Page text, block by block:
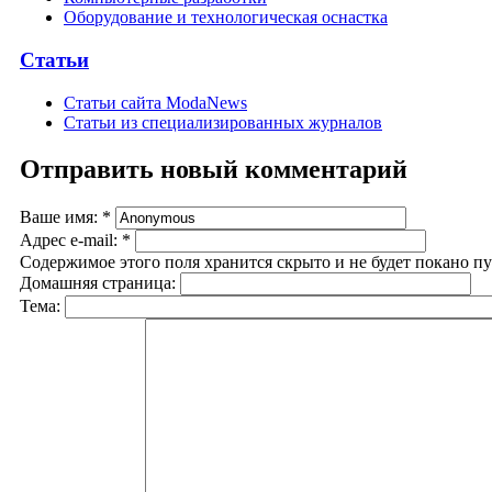
Оборудование и технологическая оснастка
Статьи
Статьи сайта ModaNews
Статьи из специализированных журналов
Отправить новый комментарий
Ваше имя: *
Адрес e-mail: *
Содержимое этого поля хранится скрыто и не будет покано
Домашняя страница:
Тема: